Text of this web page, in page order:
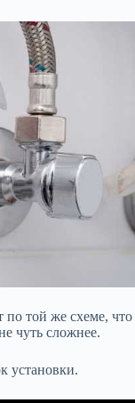
по той же схеме, что
чуть сложнее.
установки.